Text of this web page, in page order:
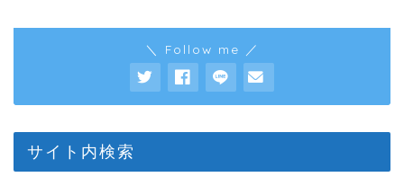
＼ Follow me ／
サイト内検索